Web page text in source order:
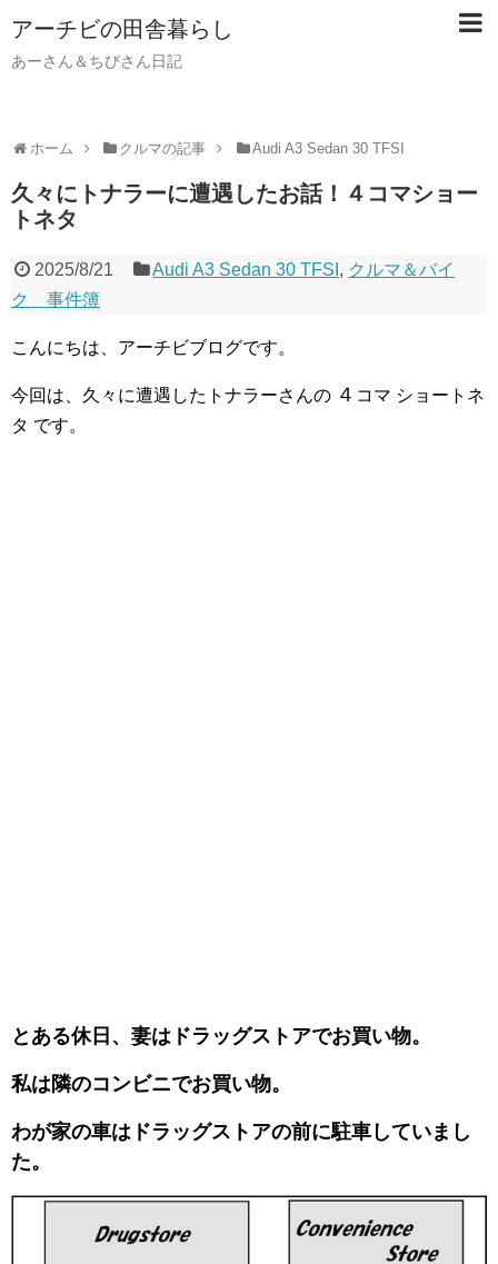
アーチビの田舎暮らし
あーさん＆ちびさん日記
ホーム クルマの記事 Audi A3 Sedan 30 TFSI
久々にトナラーに遭遇したお話！４コマショー
トネタ
2025/8/21 Audi A3 Sedan 30 TFSI , クルマ＆バイ
ク 事件簿
こんにちは、アーチビブログです。
今回は、久々に遭遇したトナラーさんの ４ コマ ショートネ
タ です。
とある休日、妻はドラッグストアでお買い物。
私は隣のコンビニでお買い物。
わが家の車はドラッグストアの前に駐車していまし
た。